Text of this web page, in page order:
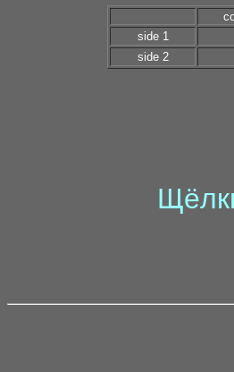
side 1
side 2